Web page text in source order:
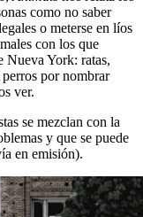
como no saber
o meterse en líos
con los que
Nueva York: ratas,
por nombrar
ver.
se mezclan con la
y que se puede
en emisión).